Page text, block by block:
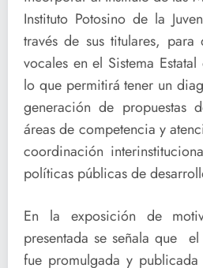
Instituto Potosino de la
través de sus titulares,
vocales en el Sistema
lo que permitirá tener un
generación de propuestas
áreas de competencia y
coordinación
políticas públicas de
En la exposición de
presentada se señala que
fue promulgada y